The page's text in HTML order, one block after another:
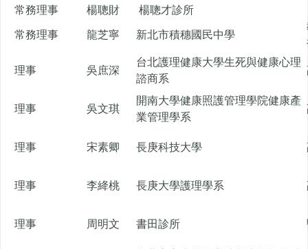
常務理事
楊聰財 楊聰才診所
常務理事 龍芝寧 新北市積穗國民中學
理事 吳庶深
台北護理健康大學生死與健康心理
諮商系
理事 吳文琪
開南大學健康照護管理學院健康產
業管理學系
理事 宋素卿 長庚科技大學
理事 李絳桃 長庚大學護理學系
理事 周明文 書田診所